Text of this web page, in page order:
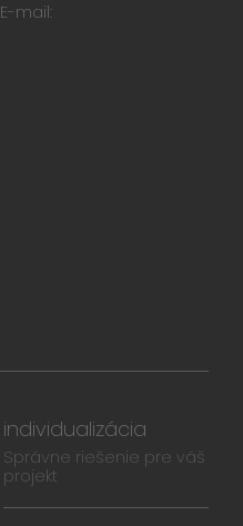
E-mail:
individualizácia
Správne riešenie pre váš
projekt